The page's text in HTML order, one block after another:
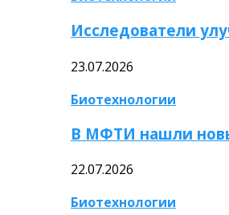
Исследователи
23.07.2026
Биотехнологии
В МФТИ нашли
22.07.2026
Биотехнологии